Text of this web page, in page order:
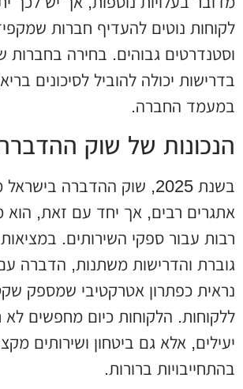
לקוחות נוטים להעדיף חברות
וסטנדרטים גבוהים. בחירה בחברות
בדרישות יכולה להוביל לסיכונים
במעמד החברה.
הנכונות של שוק
בשנת 2025, שוק ההדברה
אתגרים רבים, אך יחד עם זאת, הוא
רבות עבור ספקי השירותים.
גוברת והדרישות משתנות, הדברה
נראית כפתרון אטרקטיבי שמספק
ללקוחות. הלקוחות כיום מחפשים לא
יעילים, אלא גם ביטחון ושירותים
בהתחייבויות ברורות.